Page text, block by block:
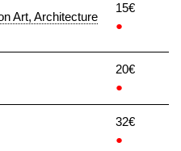
Art, Architecture
15€
●
20€
●
32€
●